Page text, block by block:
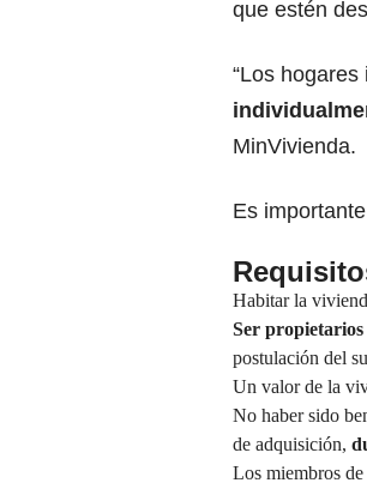
que estén
“Los
MinVivienda.
Es
Habitar la
Ser propietarios
postulación del
Un valor de la
No haber sido
de adquisición,
Los miembros